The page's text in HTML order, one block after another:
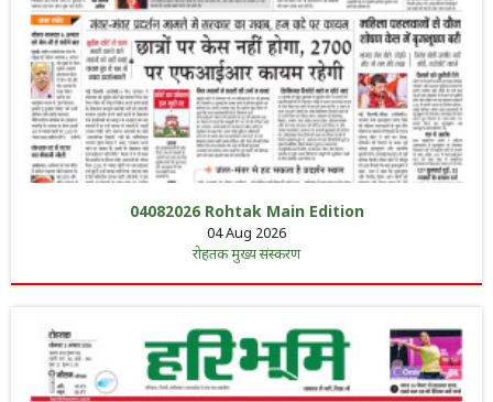
04082026 Rohtak Main Edition
04 Aug 2026
रोहतक मुख्य संस्करण